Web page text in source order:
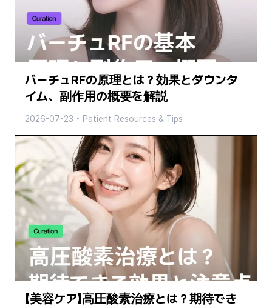
バーチュRFの原理とは？効果とダウンタ
イム、副作用の概要を解説
2026-07-23 • Patient Resources & Tips
【美容ケア】高圧酸素治療とは？期待でき